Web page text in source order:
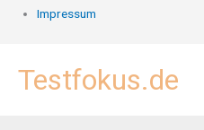
Impressum
InhaltTestfokus.de